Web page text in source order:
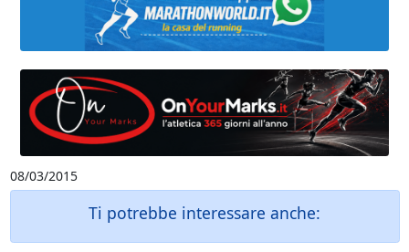
08/03/2015
Ti potrebbe interessare anche: